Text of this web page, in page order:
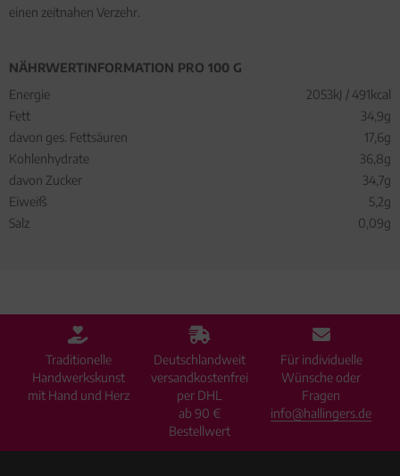
einen zeitnahen Verzehr.
NÄHRWERTINFORMATION PRO 100 G
Energie
2053kJ / 491kcal
Fett
34,9g
davon ges. Fettsäuren
17,6g
Kohlenhydrate
36,8g
davon Zucker
34,7g
Eiweiß
5,2g
Salz
0,09g
Traditionelle
Handwerkskunst
mit Hand und Herz
Deutschlandweit
versandkostenfrei
per DHL
ab 90 €
Bestellwert
Für individuelle
Wünsche oder
Fragen
info@hallingers.de